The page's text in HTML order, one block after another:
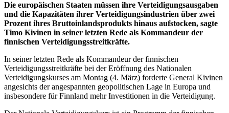
Die europäischen Staaten müssen ihre Verteidigungsausgaben
und die Kapazitäten ihrer Verteidigungsindustrien über zwei
Prozent ihres Bruttoinlandsprodukts hinaus aufstocken, sagte
Timo Kivinen in seiner letzten Rede als Kommandeur der
finnischen Verteidigungsstreitkräfte.
In seiner letzten Rede als Kommandeur der finnischen
Verteidigungsstreitkräfte bei der Eröffnung des Nationalen
Verteidigungskurses am Montag (4. März) forderte General Kivinen
angesichts der angespannten geopolitischen Lage in Europa und
insbesondere für Finnland mehr Investitionen in die Verteidigung.